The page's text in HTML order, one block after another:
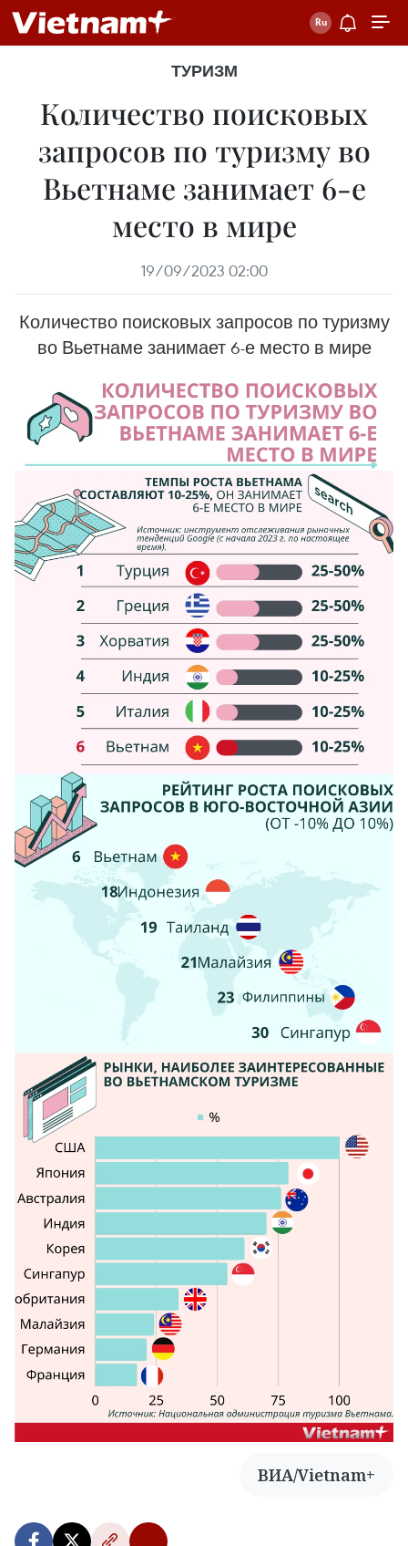
ТУРИЗМ
Количество поисковых
запросов по туризму во
Вьетнаме занимает 6-е
место в мире
19/09/2023 02:00
Количество поисковых запросов по туризму
во Вьетнаме занимает 6-е место в мире
ВИА/Vietnam+